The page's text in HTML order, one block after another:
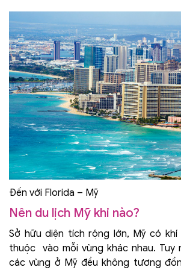
Đến với Florida – Mỹ
Nên du lịch Mỹ khi nào?
Sở hữu diện tích rộng lớn, Mỹ có
thuộc vào mỗi vùng khác nhau. Tuy
các vùng ở Mỹ đều không tương